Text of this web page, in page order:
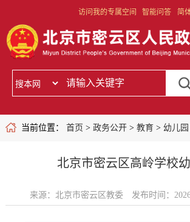
访问我的专属空间 智能问答 简
当前位置： 首页 > 政务公开> 教育> 幼儿园
北京市密云区高岭学校
来源：北京市密云区教委 发布时间：